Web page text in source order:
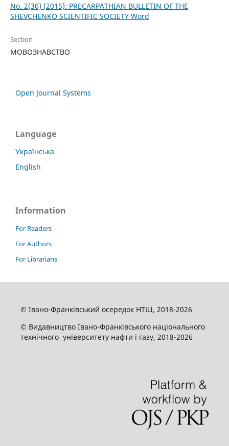
No. 2(30) (2015): PRECARPATHIAN BULLETIN OF THE
SHEVCHENKO SCIENTIFIC SOCIETY Word
Section
МОВОЗНАВСТВО
Open Journal Systems
Language
Українська
English
Information
For Readers
For Authors
For Librarians
© Івано-Франківський осередок НТШ, 2018-2026
© Видавництво Івано-Франківського національного
технічного університету нафти і газу, 2018-2026